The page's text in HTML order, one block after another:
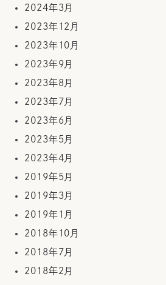
2024年3月
2023年12月
2023年10月
2023年9月
2023年8月
2023年7月
2023年6月
2023年5月
2023年4月
2019年5月
2019年3月
2019年1月
2018年10月
2018年7月
2018年2月